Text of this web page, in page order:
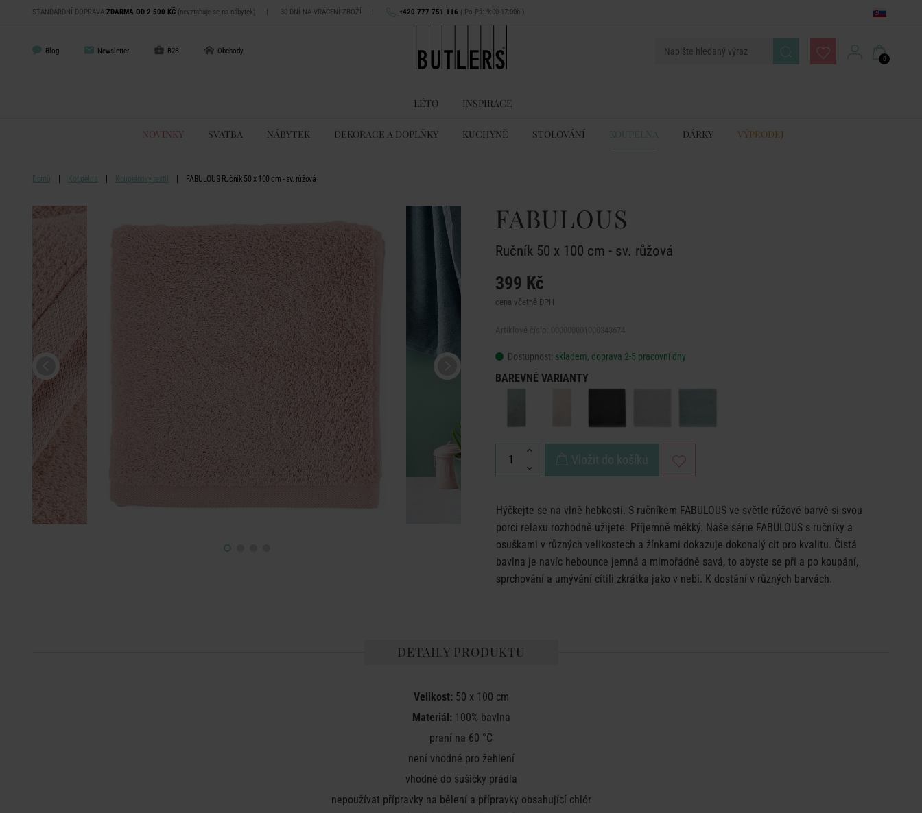
STANDARDNÍ DOPRAVA ZDARMA OD 2 500 KČ (nevztahuje se na nábytek) | 30 DNÍ NA VRÁCENÍ ZBOŽÍ | +420 777 751 116 ( Po-Pá: 9:00-17:00h )
Blog Newsletter B2B Obchody
0
LÉTO INSPIRACE
NOVINKY SVATBA NÁBYTEK DEKORACE A DOPLŇKY KUCHYNĚ STOLOVÁNÍ KOUPELNA DÁRKY VÝPRODEJ
Domů Koupelna Koupelnový textil FABULOUS Ručník 50 x 100 cm - sv. růžová
FABULOUS
Ručník 50 x 100 cm - sv. růžová
399 Kč
cena včetně DPH
Dostupnost: skladem, doprava 2-5 pracovní dny
BAREVNÉ VARIANTY
Vložit do košíku
Hýčkejte se na vlně hebkosti. S ručníkem FABULOUS ve světle růžové barvě si svou
porci relaxu rozhodně užijete. Příjemně měkký. Naše série FABULOUS s ručníky a
osuškami v různých velikostech a žínkami dokazuje dokonalý cit pro kvalitu. Čistá
bavlna je navíc hebounce jemná a mimořádně savá, to abyste se při a po koupání,
sprchování a umývání cítili zkrátka jako v nebi. K dostání v různých barvách.
DETAILY PRODUKTU
Velikost:50 x 100 cm
Materiál:100% bavlna
praní na 60 °C
není vhodné pro žehlení
vhodné do sušičky prádla
nepoužívat přípravky na bělení a přípravky obsahující chlór